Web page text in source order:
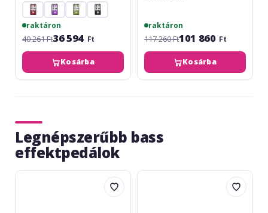
raktáron
40 261 Ft36 594 Ft
Kosárba
raktáron
117 260 Ft101 860 Ft
Kosárba
Legnépszerűbb bass
effektpedálok
Boss
Boss